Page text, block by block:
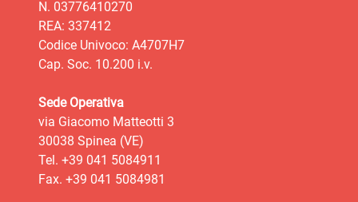
N. 03776410270
REA: 337412
Codice Univoco: A4707H7
Cap. Soc. 10.200 i.v.
Sede Operativa
via Giacomo Matteotti 3
30038 Spinea (VE)
Tel. +39 041 5084911
Fax. +39 041 5084981